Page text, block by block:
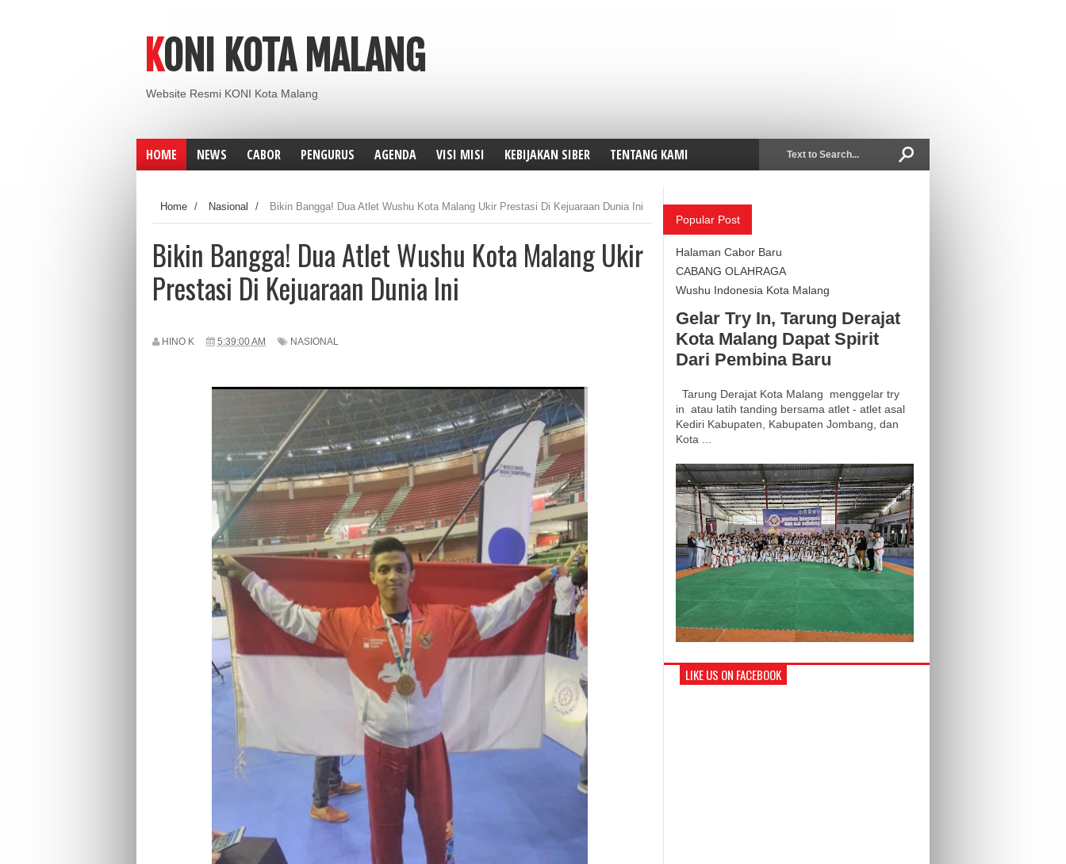
KONI KOTA MALANG
Website Resmi KONI Kota Malang
HOME NEWS CABOR PENGURUS AGENDA VISI MISI KEBIJAKAN SIBER TENTANG KAMI
Home / Nasional / Bikin Bangga! Dua Atlet Wushu Kota Malang Ukir Prestasi Di Kejuaraan Dunia Ini
Bikin Bangga! Dua Atlet Wushu Kota Malang Ukir
Prestasi Di Kejuaraan Dunia Ini
HINO K 5:39:00 AM NASIONAL
Popular Post
Halaman Cabor Baru
CABANG OLAHRAGA
Wushu Indonesia Kota Malang
Gelar Try In, Tarung Derajat
Kota Malang Dapat Spirit
Dari Pembina Baru
Tarung Derajat Kota Malang menggelar try
in atau latih tanding bersama atlet - atlet asal
Kediri Kabupaten, Kabupaten Jombang, dan
Kota ...
LIKE US ON FACEBOOK